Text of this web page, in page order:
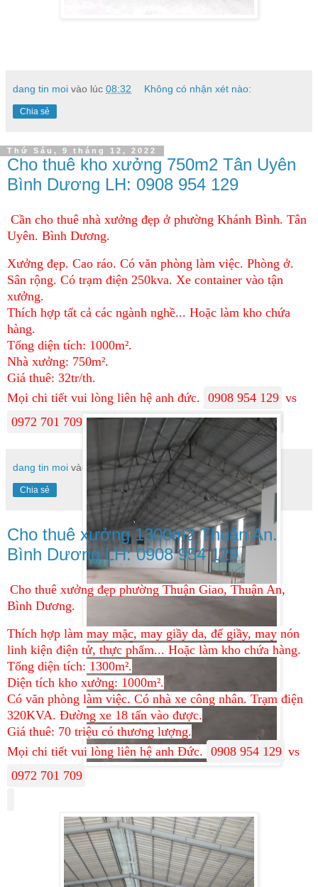
dang tin moi vào lúc 08:32 Không có nhận xét nào:
Chia sẻ
Thứ Sáu, 9 tháng 12, 2022
Cho thuê kho xưởng 750m2 Tân Uyên
Bình Dương LH: 0908 954 129
Cần cho thuê nhà xưởng đẹp ở phường Khánh Bình. Tân
Uyên. Bình Dương.
Xưởng đẹp. Cao ráo. Có văn phòng làm việc. Phòng ở.
Sân rộng. Có trạm điện 250kva. Xe container vào tận
xưởng.
Thích hợp tất cả các ngành nghề... Hoặc làm kho chứa
hàng.
Tổng diện tích: 1000m².
Nhà xưởng: 750m².
Giá thuê: 32tr/th.
Mọi chi tiết vui lòng liên hệ anh đức. 0908 954 129 vs
0972 701 709
dang tin moi vào lúc 11:50 Không có nhận xét nào:
Chia sẻ
Cho thuê xưởng 1300m2 Thuận An.
Bình Dương LH: 0908 954 129
Cho thuê xưởng đẹp phường Thuận Giao, Thuận An,
Bình Dương.
Thích hợp làm may mặc, may giầy da, đế giầy, may nón
linh kiện điện tử, thực phẩm... Hoặc làm kho chứa hàng.
Tổng diện tích: 1300m².
Diện tích kho xưởng: 1000m².
Có văn phòng làm việc. Có nhà xe công nhân. Trạm điện
320KVA. Đường xe 18 tấn vào được.
Giá thuê: 70 triệu có thương lượng.
Mọi chi tiết vui lòng liên hệ anh Đức. 0908 954 129 vs
0972 701 709